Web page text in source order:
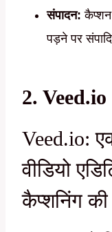
संपादन:
पड़ने पर
2. Veed.io
Veed.io:
वीडियो
कैप्शनिंग की